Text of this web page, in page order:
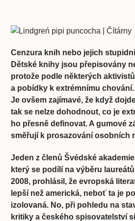
Cenzura knih nebo jejich
Dětské knihy jsou přepisovány
protože podle některých
a pobídky k extrémnímu chování.
Je ovšem zajímavé, že když
tak se nelze dohodnout, co je
ho přesně definovat. A gumové
směřují k prosazování osobních
Jeden z členů Švédské
který se podílí na výběru
2008, prohlásil, že evropská
lepší než americká, neboť ta je
izolovaná. No, při pohledu na
kritiky a českého spisovatelství